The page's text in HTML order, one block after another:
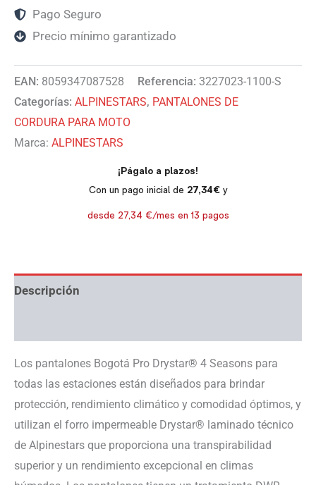
Pago Seguro
Precio mínimo garantizado
EAN: 8059347087528 Referencia: 3227023-1100-S
Categorías: ALPINESTARS, PANTALONES DE
CORDURA PARA MOTO
Marca: ALPINESTARS
Descripción
Los pantalones Bogotá Pro Drystar® 4 Seasons para
todas las estaciones están diseñados para brindar
protección, rendimiento climático y comodidad óptimos, y
utilizan el forro impermeable Drystar® laminado técnico
de Alpinestars que proporciona una transpirabilidad
superior y un rendimiento excepcional en climas